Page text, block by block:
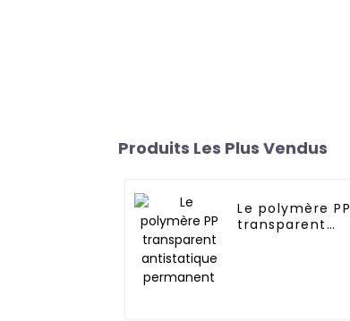
Produits Les Plus Vendus
Le polymère PP
transparent